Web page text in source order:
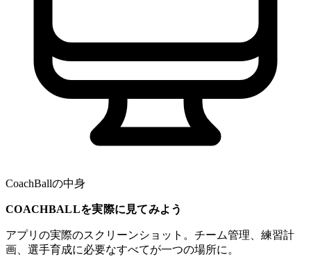
CoachBallの中身
COACHBALLを実際に見てみよう
アプリの実際のスクリーンショット。チーム管理、練習計
画、選手育成に必要なすべてが一つの場所に。